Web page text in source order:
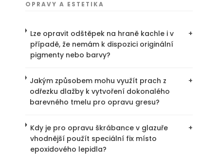
OPRAVY A ESTETIKA
Lze opravit odštěpek na hraně kachle i v
případě, že nemám k dispozici originální
pigmenty nebo barvy?
+
Jakým způsobem mohu využít prach z
odřezku dlažby k vytvoření dokonalého
barevného tmelu pro opravu gresu?
+
Kdy je pro opravu škrábance v glazuře
vhodnější použít speciální fix místo
epoxidového lepidla?
+